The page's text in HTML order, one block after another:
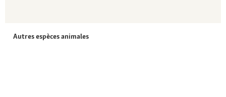
Autres espèces animales